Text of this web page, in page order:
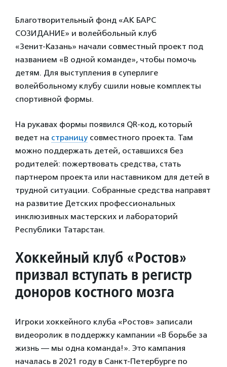
Благотворительный фонд «АК БАРС
СОЗИДАНИЕ» и волейбольный клуб
«Зенит‑Казань» начали совместный проект под
названием «В одной команде», чтобы помочь
детям. Для выступления в суперлиге
волейбольному клубу сшили новые комплекты
спортивной формы.
На рукавах формы появился QR-код, который
ведет на страницу совместного проекта. Там
можно поддержать детей, оставшихся без
родителей: пожертвовать средства, стать
партнером проекта или наставником для детей в
трудной ситуации. Собранные средства направят
на развитие Детских профессиональных
инклюзивных мастерских и лабораторий
Республики Татарстан.
Хоккейный клуб «Ростов»
призвал вступать в регистр
доноров костного мозга
Игроки хоккейного клуба «Ростов» записали
видеоролик в поддержку кампании «В борьбе за
жизнь — мы одна команда!». Это кампания
началась в 2021 году в Санкт-Петербурге по